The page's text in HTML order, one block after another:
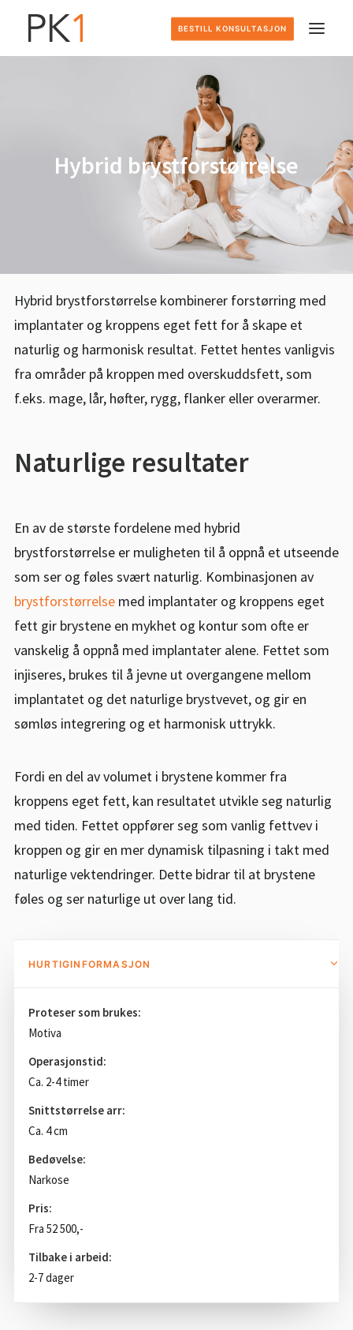
BESTILL KONSULTASJON
OM OSS
KONTAKT
BESTILL KONSULTASJON
55 99 11 00
Hybrid brystforstørrelse
Hybrid brystforstørrelse kombinerer forstørring med
implantater og kroppens eget fett for å skape et
naturlig og harmonisk resultat. Fettet hentes vanligvis
fra områder på kroppen med overskuddsfett, som
f.eks. mage, lår, høfter, rygg, flanker eller overarmer.
Naturlige resultater
En av de største fordelene med hybrid
brystforstørrelse er muligheten til å oppnå et utseende
som ser og føles svært naturlig. Kombinasjonen av
brystforstørrelse med implantater og kroppens eget
fett gir brystene en mykhet og kontur som ofte er
vanskelig å oppnå med implantater alene. Fettet som
injiseres, brukes til å jevne ut overgangene mellom
implantatet og det naturlige brystvevet, og gir en
sømløs integrering og et harmonisk uttrykk.
Fordi en del av volumet i brystene kommer fra
kroppens eget fett, kan resultatet utvikle seg naturlig
med tiden. Fettet oppfører seg som vanlig fettvev i
kroppen og gir en mer dynamisk tilpasning i takt med
naturlige vektendringer. Dette bidrar til at brystene
føles og ser naturlige ut over lang tid.
HURTIGINFORMASJON
Proteser som brukes:
Motiva
Operasjonstid:
Ca. 2-4 timer
Snittstørrelse arr:
Ca. 4 cm
Bedøvelse:
Narkose
Pris:
Fra 52 500,-
Tilbake i arbeid:
2-7 dager